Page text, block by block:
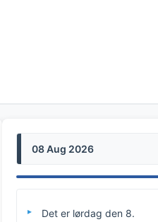
08 Aug 2026
Det er lørdag den 8.